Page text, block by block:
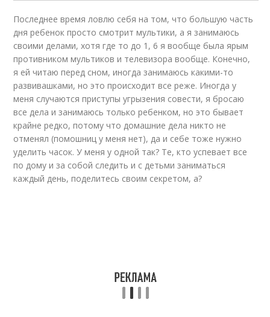
Последнее время ловлю себя на том, что большую часть
дня ребенок просто смотрит мультики, а я занимаюсь
своими делами, хотя где то до 1, 6 я вообще была ярым
противником мультиков и телевизора вообще. Конечно,
я ей читаю перед сном, иногда занимаюсь какими-то
развивашками, но это происходит все реже. Иногда у
меня случаются приступы угрызения совести, я бросаю
все дела и занимаюсь только ребенком, но это бывает
крайне редко, потому что домашние дела никто не
отменял (помошниц у меня нет), да и себе тоже нужно
уделить часок. У меня у одной так? Те, кто успевает все
по дому и за собой следить и с детьми заниматься
каждый день, поделитесь своим секретом, а?